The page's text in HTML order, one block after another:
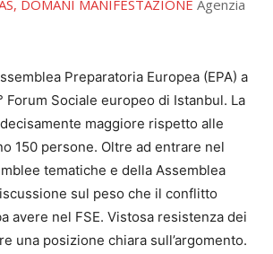
DOMANI MANIFESTAZIONE Agenzia
Preparatoria Europea (EPA) a
Forum Sociale europeo di Istanbul. La
maggiore rispetto alle
150 persone. Oltre ad entrare nel
tematiche e della Assemblea
sul peso che il conflitto
avere nel FSE. Vistosa resistenza dei
una posizione chiara sull’argomento.